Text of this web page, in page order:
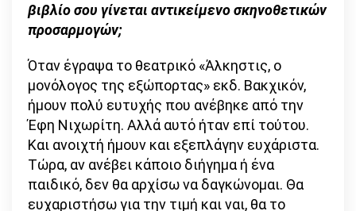
βιβλίο σου γίνεται αντικείμενο σκηνοθετικών
προσαρμογών;
Όταν έγραψα το θεατρικό «Άλκηστις, ο
μονόλογος της εξώπορτας» εκδ. Βακχικόν,
ήμουν πολύ ευτυχής που ανέβηκε από την
Έφη Νιχωρίτη. Αλλά αυτό ήταν επί τούτου.
Και ανοιχτή ήμουν και εξεπλάγην ευχάριστα.
Τώρα, αν ανέβει κάποιο διήγημα ή ένα
παιδικό, δεν θα αρχίσω να δαγκώνομαι. Θα
ευχαριστήσω για την τιμή και ναι, θα το